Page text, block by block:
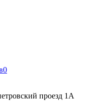
0
проезд 1А